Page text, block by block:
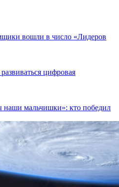
вошли в число «Лидеров
цифровая
наши мальчишки»: кто победил